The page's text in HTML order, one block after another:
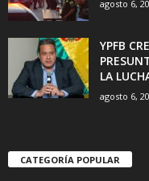
agosto 6,
YPFB
LA
agosto 6,
CATEGORÍA POPULAR